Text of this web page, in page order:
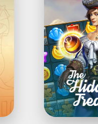
探
し
＆
マ
ッ
チ
3